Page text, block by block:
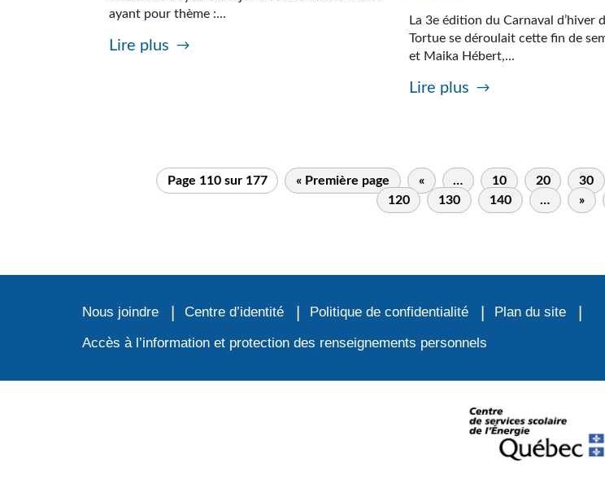
ayant pour thème :...
Lire plus
La 3e édition du Carnaval d’hiver
Tortue se déroulait cette fin de
et Maika Hébert,...
Lire plus
Page 110 sur 177 « Première page « … 10 20 30
120
130 140 … »
Nous joindre Centre d’identité Politique de confidentialité
Plan du site
Accès à l’information et protection des renseignements personnels